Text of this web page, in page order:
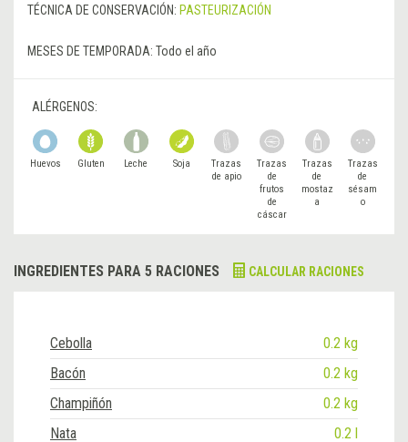
TÉCNICA DE CONSERVACIÓN: PASTEURIZACIÓN
MESES DE TEMPORADA: Todo el año
ALÉRGENOS:
Huevos Gluten Leche Soja
Trazas
de apio
Trazas
de
frutos
de
cáscar
Trazas
de
mostaz
a
Trazas
de
sésam
o
INGREDIENTES PARA 5 RACIONES CALCULAR RACIONES
Cebolla
0.2 kg
Bacón
0.2 kg
Champiñón
0.2 kg
Nata
0.2 l